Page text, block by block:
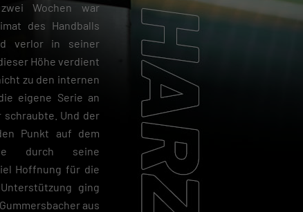
Wochen war
des Handballs
verlor in seiner
Höhe verdient
zu den internen
eigene Serie an
schraubte. Und der
Punkt auf dem
durch seine
Hoffnung für die
ging
aus